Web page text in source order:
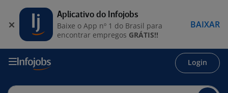
Login
Aplicativo do Infojobs
Baixe o App nº 1 do Brasil para
encontrar empregos GRÁTIS!!
BAIXAR